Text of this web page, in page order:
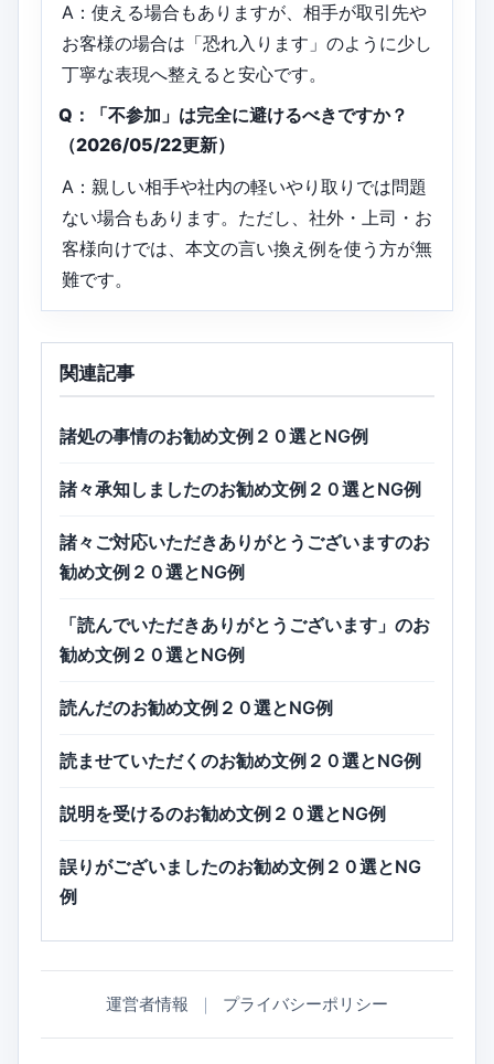
A：使える場合もありますが、相手が取引先や
お客様の場合は「恐れ入ります」のように少し
丁寧な表現へ整えると安心です。
Q：「不参加」は完全に避けるべきですか？
（2026/05/22更新）
A：親しい相手や社内の軽いやり取りでは問題
ない場合もあります。ただし、社外・上司・お
客様向けでは、本文の言い換え例を使う方が無
難です。
関連記事
諸処の事情のお勧め文例２０選とNG例
諸々承知しましたのお勧め文例２０選とNG例
諸々ご対応いただきありがとうございますのお
勧め文例２０選とNG例
「読んでいただきありがとうございます」のお
勧め文例２０選とNG例
読んだのお勧め文例２０選とNG例
読ませていただくのお勧め文例２０選とNG例
説明を受けるのお勧め文例２０選とNG例
誤りがございましたのお勧め文例２０選とNG
例
運営者情報 ｜ プライバシーポリシー